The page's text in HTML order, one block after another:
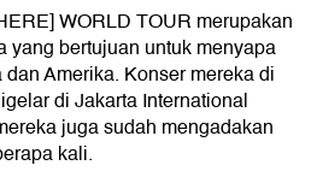
WORLD TOUR merupakan
yang bertujuan untuk menyapa
Amerika. Konser mereka di
di Jakarta International
juga sudah mengadakan
kali.